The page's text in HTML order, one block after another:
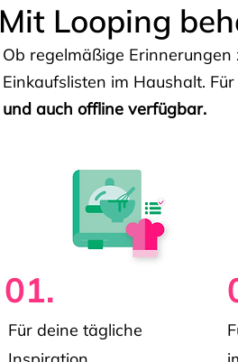
Mit Looping
Ob regelmäßige
Einkaufslisten im Haushalt.
und auch offline verfügbar.
01.
Für deine tägliche